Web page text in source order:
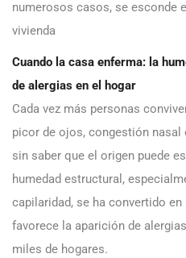
numerosos casos, se esconde
vivienda
Cuando la casa enferma: la
de alergias en el hogar
Cada vez más personas
picor de ojos, congestión nasal
sin saber que el origen puede
humedad estructural,
capilaridad, se ha convertido
favorece la aparición de
miles de hogares.